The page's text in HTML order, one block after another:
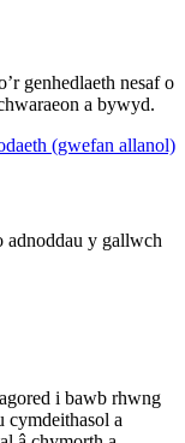
genhedlaeth nesaf o
a bywyd.
(gwefan allanol)
adnoddau y gallwch
i bawb rhwng
cymdeithasol a